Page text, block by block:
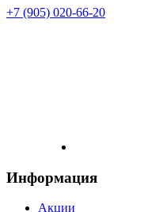
+7 (905) 020-66-20
Информация
Акции